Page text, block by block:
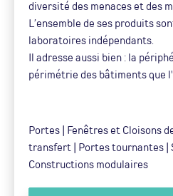
diversité des menaces et des
L’ensemble de ses produits
laboratoires indépendants.
Il adresse aussi bien : la
périmétrie des bâtiments que
Portes | Fenêtres et Cloisons
transfert | Portes tournantes |
Constructions modulaires